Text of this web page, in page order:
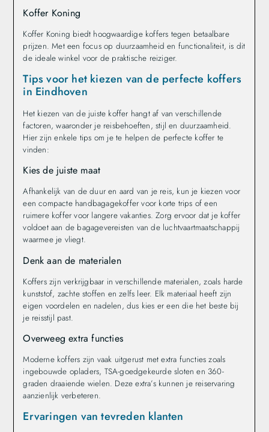
Koffer Koning
Koffer Koning biedt hoogwaardige koffers tegen betaalbare
prijzen. Met een focus op duurzaamheid en functionaliteit, is dit
de ideale winkel voor de praktische reiziger.
Tips voor het kiezen van de perfecte koffers
in Eindhoven
Het kiezen van de juiste koffer hangt af van verschillende
factoren, waaronder je reisbehoeften, stijl en duurzaamheid.
Hier zijn enkele tips om je te helpen de perfecte koffer te
vinden:
Kies de juiste maat
Afhankelijk van de duur en aard van je reis, kun je kiezen voor
een compacte handbagagekoffer voor korte trips of een
ruimere koffer voor langere vakanties. Zorg ervoor dat je koffer
voldoet aan de bagagevereisten van de luchtvaartmaatschappij
waarmee je vliegt.
Denk aan de materialen
Koffers zijn verkrijgbaar in verschillende materialen, zoals harde
kunststof, zachte stoffen en zelfs leer. Elk materiaal heeft zijn
eigen voordelen en nadelen, dus kies er een die het beste bij
je reisstijl past.
Overweeg extra functies
Moderne koffers zijn vaak uitgerust met extra functies zoals
ingebouwde opladers, TSA-goedgekeurde sloten en 360-
graden draaiende wielen. Deze extra’s kunnen je reiservaring
aanzienlijk verbeteren.
Ervaringen van tevreden klanten